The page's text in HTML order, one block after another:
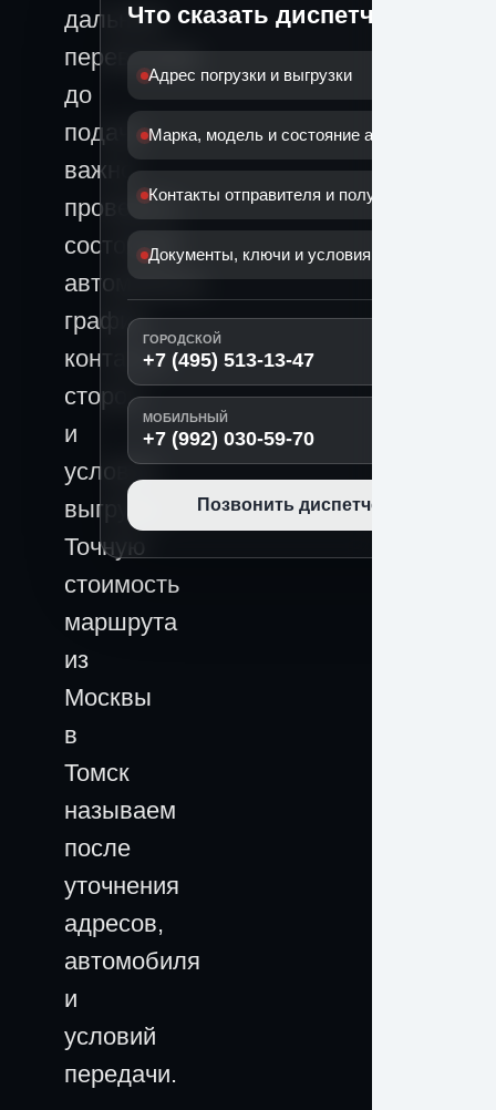
дальним
перевозкам:
до
подачи
важно
проверить
состояние
автомобиля,
график,
контакты
сторон
и
условия
выгрузки.
Точную
стоимость
маршрута
из
Москвы
в
Томск
называем
после
уточнения
адресов,
автомобиля
и
условий
передачи.
Что сказать диспетчеру
Адрес погрузки и выгрузки
Марка, модель и состояние автомобиля
Контакты отправителя и получателя
Документы, ключи и условия передачи
ГОРОДСКОЙ
+7 (495) 513-13-47
МОБИЛЬНЫЙ
+7 (992) 030-59-70
Позвонить диспетчеру